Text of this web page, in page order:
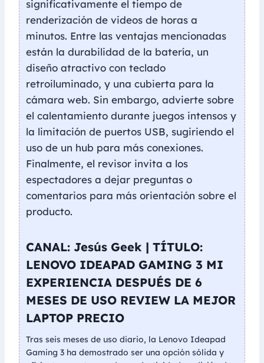
significativamente el tiempo de
renderización de videos de horas a
minutos. Entre las ventajas mencionadas
están la durabilidad de la batería, un
diseño atractivo con teclado
retroiluminado, y una cubierta para la
cámara web. Sin embargo, advierte sobre
el calentamiento durante juegos intensos y
la limitación de puertos USB, sugiriendo el
uso de un hub para más conexiones.
Finalmente, el revisor invita a los
espectadores a dejar preguntas o
comentarios para más orientación sobre el
producto.
CANAL: Jesús Geek | TÍTULO:
LENOVO IDEAPAD GAMING 3 MI
EXPERIENCIA DESPUÉS DE 6
MESES DE USO REVIEW LA MEJOR
LAPTOP PRECIO
Tras seis meses de uso diario, la Lenovo Ideapad
Gaming 3 ha demostrado ser una opción sólida y